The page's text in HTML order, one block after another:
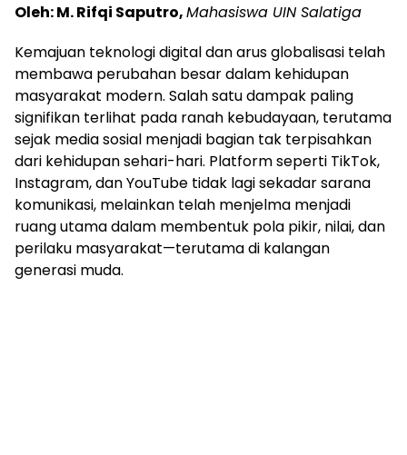
Oleh: M. Rifqi Saputro,Mahasiswa UIN Salatiga
Kemajuan teknologi digital dan arus globalisasi telah
membawa perubahan besar dalam kehidupan
masyarakat modern. Salah satu dampak paling
signifikan terlihat pada ranah kebudayaan, terutama
sejak media sosial menjadi bagian tak terpisahkan
dari kehidupan sehari-hari. Platform seperti TikTok,
Instagram, dan YouTube tidak lagi sekadar sarana
komunikasi, melainkan telah menjelma menjadi
ruang utama dalam membentuk pola pikir, nilai, dan
perilaku masyarakat—terutama di kalangan
generasi muda.